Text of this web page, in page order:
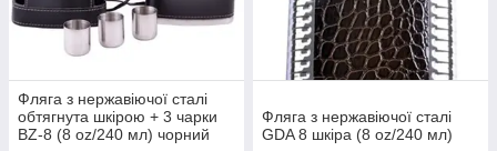
Фляга з нержавіючої сталі
обтягнута шкірою + 3 чарки
BZ-8 (8 oz/240 мл) чорний
Фляга з нержавіючої сталі
GDA 8 шкіра (8 oz/240 мл)